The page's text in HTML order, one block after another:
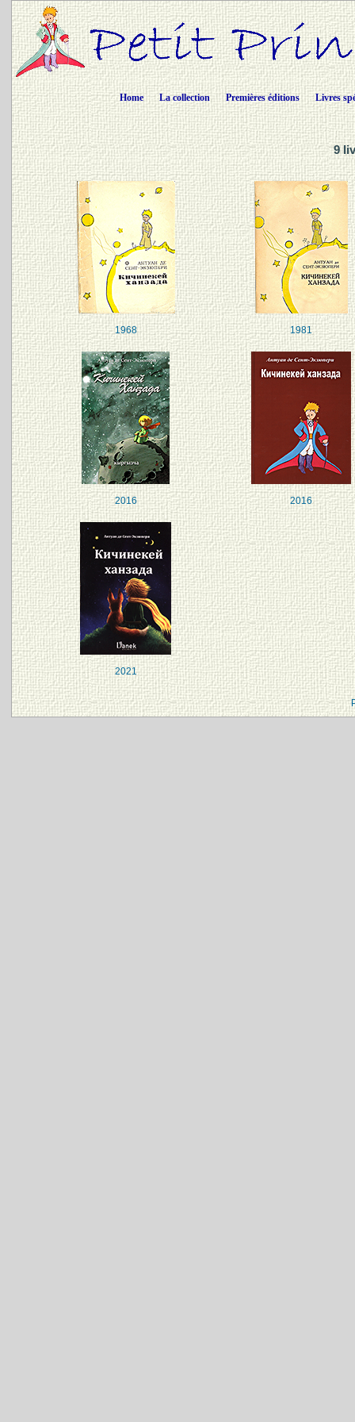
Home La collection Premières éditions Livres
9
1968 1981
2016 2016
2021